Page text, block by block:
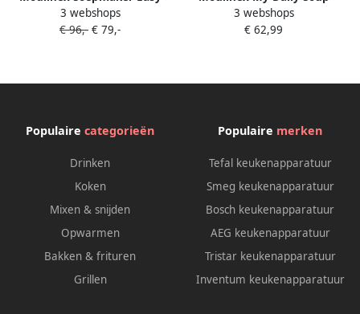
Soup LM841B10 |
Soepmakers |
3 webshops
€ 96,- € 79,-
Zwart LM542810 |
Soepmakers |
3 webshops
€ 62,99
Populaire categorieën
Drinken
Koken
Mixen & snijden
Opwarmen
Bakken & frituren
Grillen
Populaire merken
Tefal keukenapparatuur
Smeg keukenapparatuur
Bosch keukenapparatuur
AEG keukenapparatuur
Tristar keukenapparatuur
Inventum keukenapparatuur